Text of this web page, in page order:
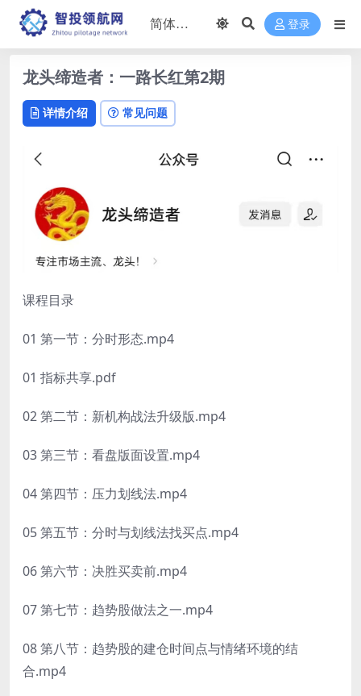
登录
龙头缔造者：一路长红第2期
详情介绍 常见问题
课程目录
01 第一节：分时形态.mp4
01 指标共享.pdf
02 第二节：新机构战法升级版.mp4
03 第三节：看盘版面设置.mp4
04 第四节：压力划线法.mp4
05 第五节：分时与划线法找买点.mp4
06 第六节：决胜买卖前.mp4
07 第七节：趋势股做法之一.mp4
08 第八节：趋势股的建仓时间点与情绪环境的结
合.mp4